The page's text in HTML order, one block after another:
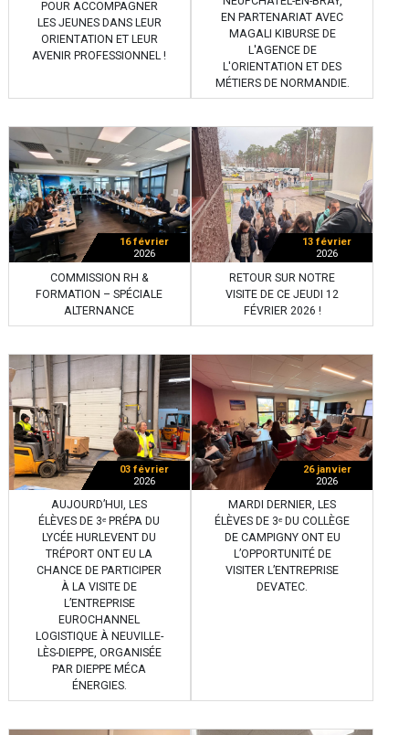
POUR ACCOMPAGNER
LES JEUNES DANS LEUR
ORIENTATION ET LEUR
AVENIR PROFESSIONNEL !
EN PARTENARIAT AVEC
MAGALI KIBURSE DE
L'AGENCE DE
L'ORIENTATION ET DES
MÉTIERS DE NORMANDIE.
16 février
2026
COMMISSION RH &
FORMATION – SPÉCIALE
ALTERNANCE
13 février
2026
RETOUR SUR NOTRE
VISITE DE CE JEUDI 12
FÉVRIER 2026 !
03 février
2026
AUJOURD’HUI, LES
ÉLÈVES DE 3ᵉ PRÉPA DU
LYCÉE HURLEVENT DU
TRÉPORT ONT EU LA
CHANCE DE PARTICIPER
À LA VISITE DE
L’ENTREPRISE
EUROCHANNEL
LOGISTIQUE À NEUVILLE-
LÈS-DIEPPE, ORGANISÉE
PAR DIEPPE MÉCA
ÉNERGIES.
26 janvier
2026
MARDI DERNIER, LES
ÉLÈVES DE 3ᵉ DU COLLÈGE
DE CAMPIGNY ONT EU
L’OPPORTUNITÉ DE
VISITER L’ENTREPRISE
DEVATEC.